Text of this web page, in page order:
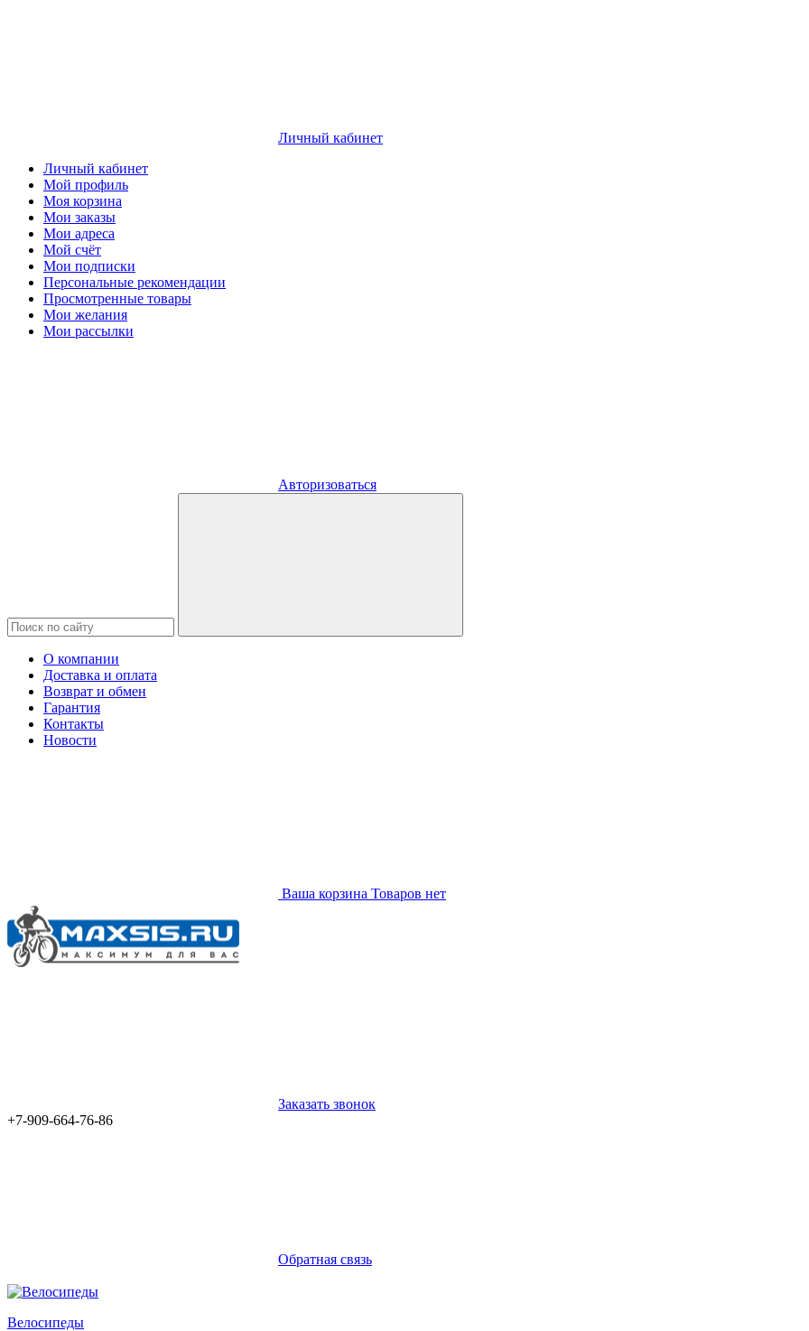
Личный кабинет
Личный кабинет
Мой профиль
Моя корзина
Мои заказы
Мои адреса
Мой счёт
Мои подписки
Персональные рекомендации
Просмотренные товары
Мои желания
Мои рассылки
Авторизоваться
О компании
Доставка и оплата
Возврат и обмен
Гарантия
Контакты
Новости
Ваша корзина Товаров нет
Заказать звонок
+7-909-664-76-86
Обратная связь
Велосипеды